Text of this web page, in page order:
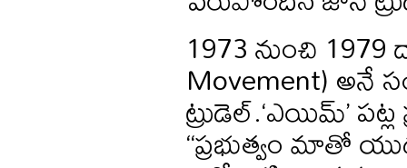
1973 నుంచి
Movement) అనే
ట్రుడెల్.‘ఎయిమ్’
“ప్రభుత్వం మాతో